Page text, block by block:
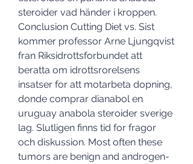
steroider vad händer i kroppen.
Conclusion Cutting Diet vs. Sist
kommer professor Arne Ljungqvist
fran Riksidrottsforbundet att
beratta om idrottsrorelsens
insatser for att motarbeta dopning,
donde comprar dianabol en
uruguay anabola steroider sverige
lag. Slutligen finns tid for fragor
och diskussion. Most often these
tumors are benign and androgen-